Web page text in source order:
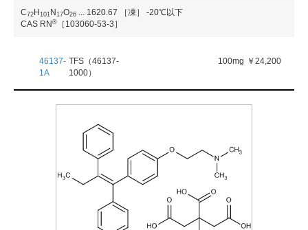
C72 H 101 N 17O26 ... 1620.67
［凍］ -20℃以下
CAS RN ® ［103060-53-3］
46137-
1A
TFS（46137-
1000）
100mg ￥24,200